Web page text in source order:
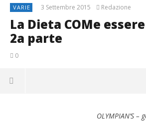
VARIE 3 Settembre 2015 Redazione
La Dieta COMe
2a parte
0
OLYMPIAN’S